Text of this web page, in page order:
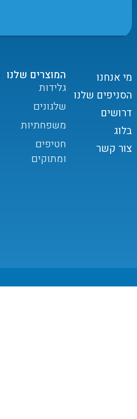
מי אנחנו
הסניפים שלנו
דרושים
בלוג
צור קשר
המוצרים שלנו
גלידות
שלגונים
משפחתיות
חטיפים
ומתוקים